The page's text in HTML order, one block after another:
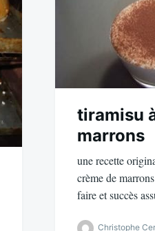
tiramisu
marrons
une recette
crème de
faire et succès
Christophe